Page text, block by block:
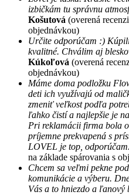
izbičkám tu správnu
Košutová (overená
objednávkou)
Určite odporúčam :) Kúpili
kvalitné. Chválim aj
Kúkoľová (overená
objednávkou)
Máme doma podložku
deti ich využívajú od
zmeniť veľkost podľa
ľahko čistí a najlepšie je
Pri reklamácii firma bola
príjemne prekvapená s
LOVEL je top, odporúčam.
na základe spárovania s
Chcem sa veľmi pekne
komunikácie a výberu.
Vás a to hniezdo a ľanový